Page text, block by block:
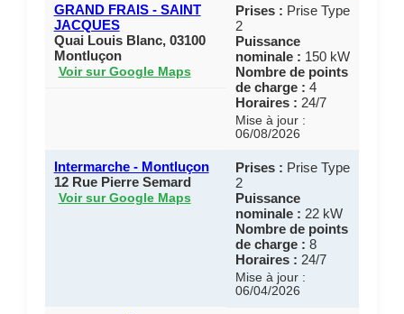
GRAND FRAIS - SAINT
JACQUES
Quai Louis Blanc, 03100
Montluçon
Voir sur Google Maps
Prises : Prise Type
2
Puissance
nominale : 150 kW
Nombre de points
de charge : 4
Horaires : 24/7
Mise à jour :
06/08/2026
Intermarche - Montluçon
12 Rue Pierre Semard
Voir sur Google Maps
Prises : Prise Type
2
Puissance
nominale : 22 kW
Nombre de points
de charge : 8
Horaires : 24/7
Mise à jour :
06/04/2026